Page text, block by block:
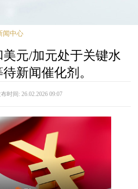
闻中心
元/加元处于关键水
新闻催化剂。
时间: 26.02.2026 09:07